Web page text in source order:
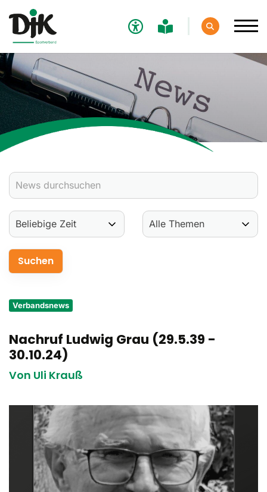
Verbandsnews
Nachruf Ludwig Grau (29.5.39 -
30.10.24)
Von Uli Krauß
Verband
Aktuelles
Verbands-News
Termine
Verantwortung
Aus- und Fortbildungen
Kontakt
Bundessportfest '26